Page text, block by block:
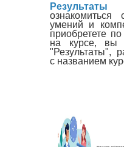
умений и
приобретете
на курсе, вы
"Результаты",
с названием